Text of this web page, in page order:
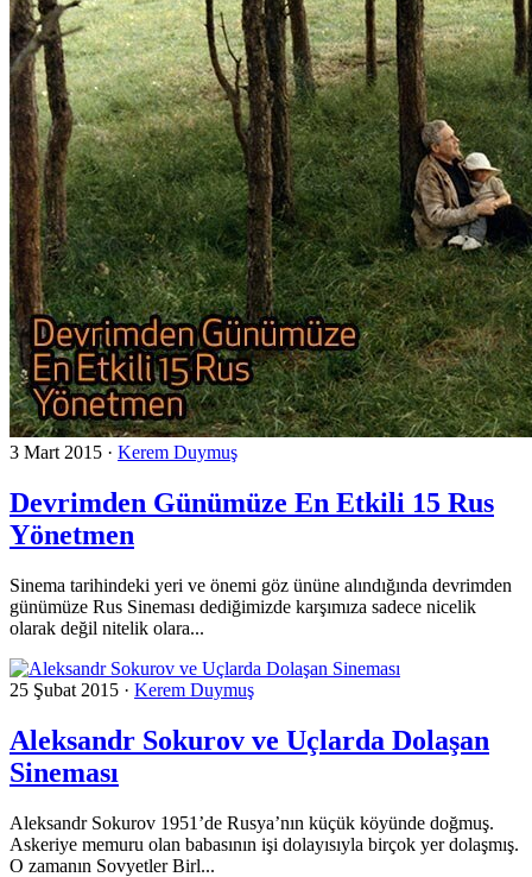
3 Mart 2015 · Kerem Duymuş
Devrimden Günümüze En Etkili 15 Rus
Yönetmen
Sinema tarihindeki yeri ve önemi göz ününe alındığında devrimden
günümüze Rus Sineması dediğimizde karşımıza sadece nicelik
olarak değil nitelik olara...
25 Şubat 2015 · Kerem Duymuş
Aleksandr Sokurov ve Uçlarda Dolaşan
Sineması
Aleksandr Sokurov 1951’de Rusya’nın küçük köyünde doğmuş.
Askeriye memuru olan babasının işi dolayısıyla birçok yer dolaşmış.
O zamanın Sovyetler Birl...